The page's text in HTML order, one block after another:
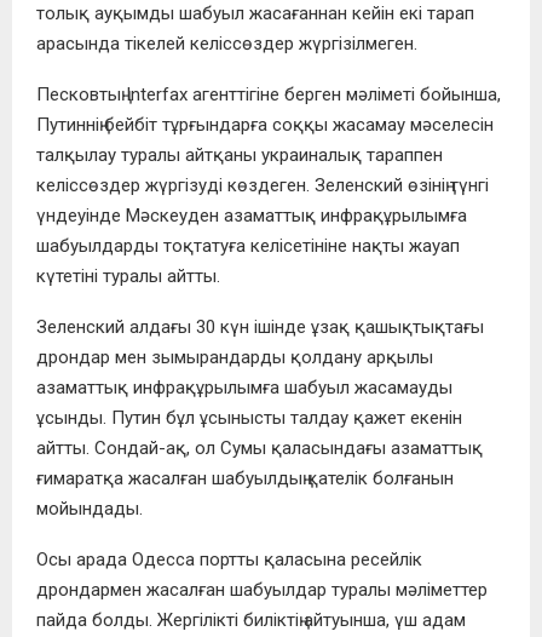
толық ауқымды шабуыл жасағаннан кейін екі тарап
арасында тікелей келіссөздер жүргізілмеген.
Песковтың Interfax агенттігіне берген мәліметі бойынша,
Путиннің бейбіт тұрғындарға соққы жасамау мәселесін
талқылау туралы айтқаны украиналық тараппен
келіссөздер жүргізуді көздеген. Зеленский өзінің түнгі
үндеуінде Мәскеуден азаматтық инфрақұрылымға
шабуылдарды тоқтатуға келісетініне нақты жауап
күтетіні туралы айтты.
Зеленский алдағы 30 күн ішінде ұзақ қашықтықтағы
дрондар мен зымырандарды қолдану арқылы
азаматтық инфрақұрылымға шабуыл жасамауды
ұсынды. Путин бұл ұсынысты талдау қажет екенін
айтты. Сондай-ақ, ол Сумы қаласындағы азаматтық
ғимаратқа жасалған шабуылдың қателік болғанын
мойындады.
Осы арада Одесса портты қаласына ресейлік
дрондармен жасалған шабуылдар туралы мәліметтер
пайда болды. Жергілікті биліктің айтуынша, үш адам